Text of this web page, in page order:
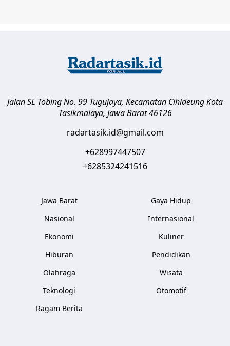
Jalan SL Tobing No. 99 Tugujaya, Kecamatan CihideungKota
Tasikmalaya, Jawa Barat 46126
radartasik.id@gmail.com
+628997447507
+6285324241516
Jawa Barat
Nasional
Ekonomi
Hiburan
Olahraga
Teknologi
Ragam Berita
Gaya Hidup
Internasional
Kuliner
Pendidikan
Wisata
Otomotif